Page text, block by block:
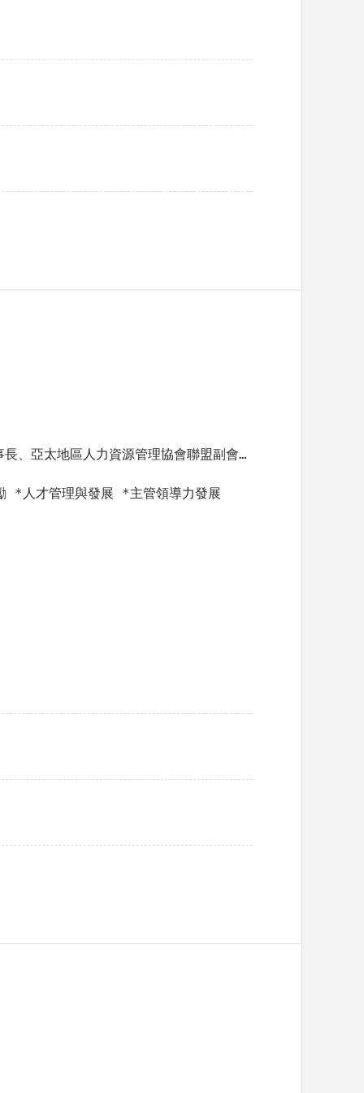
中美和石油化學股份有限公司人力資源、資訊及公共關係協理、中華人力資源管理協會理事長、亞太地區人力資源管理協會聯盟副會長、美國商會人力資源委員會召集人、國家人力創新獎決審委員、國立中央大學人力資源管理研究所企業導師
人才管理與發展 *主管領導力發展